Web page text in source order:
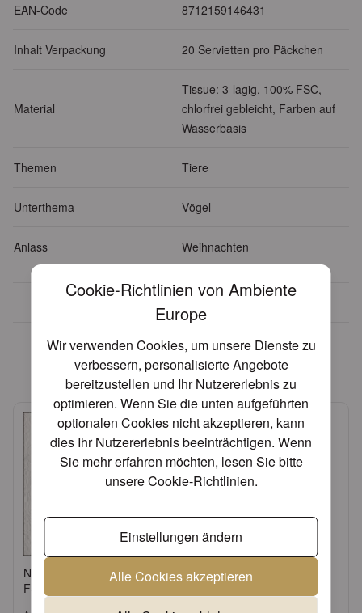
Cookie-Richtlinien von Ambiente
Europe
Wir verwenden Cookies, um unsere Dienste zu
verbessern, personalisierte Angebote
bereitzustellen und Ihr Nutzererlebnis zu
optimieren. Wenn Sie die unten aufgeführten
optionalen Cookies nicht akzeptieren, kann
dies Ihr Nutzererlebnis beeinträchtigen. Wenn
Sie mehr erfahren möchten, lesen Sie bitte
unsereCookie-Richtlinien.
Einstellungen ändern
Alle Cookies akzeptieren
EAN-Code 8712159146431
Inhalt Verpackung 20 Servietten pro Päckchen
Material
Tissue: 3-lagig, 100% FSC,
chlorfrei gebleicht, Farben auf
Wasserbasis
Themen Tiere
Unterthema Vögel
Anlass Weihnachten
Diese Artikel könnten Ihnen
eventuell auch gefallen!
Napkin 33 Elegance white
FSC Mix
Candle tapered red